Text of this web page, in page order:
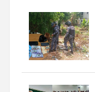
seguir
actualidad
del
país
desde
una